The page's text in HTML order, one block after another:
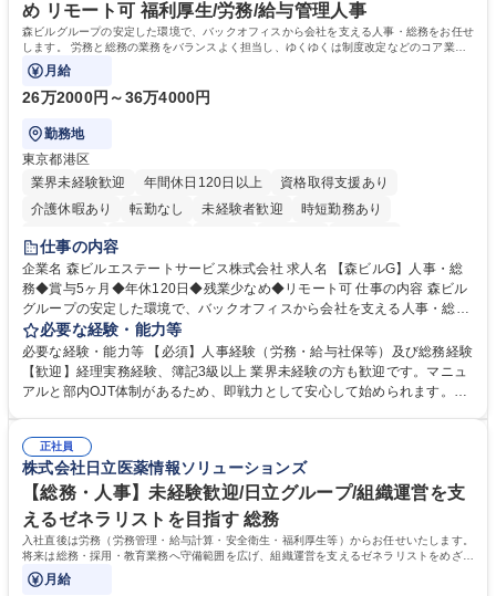
め リモート可 福利厚生/労務/給与管理人事
森ビルグループの安定した環境で、バックオフィスから会社を支える人事・総務をお任せ
します。 労務と総務の業務をバランスよく担当し、ゆくゆくは制度改定などのコア業務
にも挑戦できる、やりがいある環境です。
月給
26万2000円～36万4000円
勤務地
東京都港区
業界未経験歓迎
年間休日120日以上
資格取得支援あり
介護休暇あり
転勤なし 未経験者歓迎
時短勤務あり
経験者歓迎
完全週休2日制
交通費支給 長期歓迎 駅近5分以内 土日祝休み
仕事の内容
企業名 森ビルエステートサービス株式会社 求人名 【森ビルG】人事・総
務◆賞与5ヶ月◆年休120日◆残業少なめ◆リモート可 仕事の内容 森ビル
グループの安定した環境で、バックオフィスから会社を支える人事・総務
をお任せします。 労務と総務の業務をバランスよく担当し、ゆくゆくは制
度改定などのコア業務にも挑戦できる、やりがいある環境です。 ■勤怠管
理、給与計算、社会保険手続き、年末調整等の労務管理全般 ■入退社手続
き、社内規定の改定や人事制度改定などのコア業務 ■社内イベントの企画
でも質問・相談できる環境が整っているため、安心して成長できます。 募
集職種 【森ビルG】人事・総務◆賞与5ヶ月◆年休120日◆残業少なめ◆
リモート可
必要な経験・能力等
必要な経験・能力等 【必須】人事経験（労務・給与社保等）及び総務経験
【歓迎】経理実務経験、簿記3級以上 業界未経験の方も歓迎です。マニュ
アルと部内OJT体制があるため、即戦力として安心して始められます。
務に挑戦できるため、自身の成長と組織への貢献度をダイレクトに実感で
きます。 残業少なめ、週1日リモート可など、ワークライフバランスを保
ち長期活躍できる環境です。 「これまでの幅広い経験を活かし、長期的な
キャリアを築きたい」という前向きな意欲と挑戦を全力で応援します。 学
歴・資格 学歴：大学院 大学 高専 短大 専修学校 高校 語学力： 資格：日商
簿記検定1級 日商簿記検定2級 日商簿記検定3級
正社員
株式会社日立医薬情報ソリューションズ
【総務・人事】未経験歓迎/日立グループ/組織運営を支
えるゼネラリストを目指す 総務
入社直後は労務（労務管理・給与計算・安全衛生・福利厚生等）からお任せいたします。
将来は総務・採用・教育業務へ守備範囲を広げ、組織運営を支えるゼネラリストをめざせ
ます。
月給